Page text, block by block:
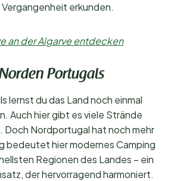
erkunden.
an der Algarve entdecken
Portugals
lernst du das Land noch einmal
Auch hier gibt es viele Strände
Doch Nordportugal hat noch mehr
bedeutet hier modernes Camping
Regionen des Landes – ein
der hervorragend harmoniert.